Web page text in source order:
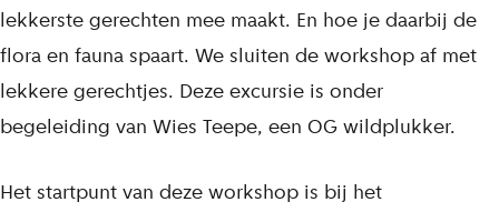
lekkerste gerechten mee maakt. En hoe je daarbij de
flora en fauna spaart. We sluiten de workshop af met
lekkere gerechtjes. Deze excursie is onder
begeleiding van Wies Teepe, een OG wildplukker.
Het startpunt van deze workshop is bij het